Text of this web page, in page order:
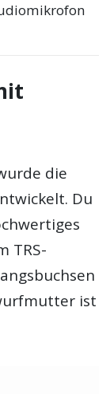
die
Du
TRS-
ist